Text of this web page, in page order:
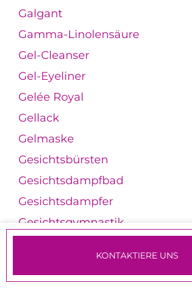
Galgant
Gamma-Linolensäure
Gel-Cleanser
Gel-Eyeliner
Gelée Royal
Gellack
Gelmaske
Gesichtsbürsten
Gesichtsdampfbad
Gesichtsdampfer
Gesichtsgymnastik
Gesichtsöl
TERMINE & ANMELDUNG
KONTAKTIERE UNS